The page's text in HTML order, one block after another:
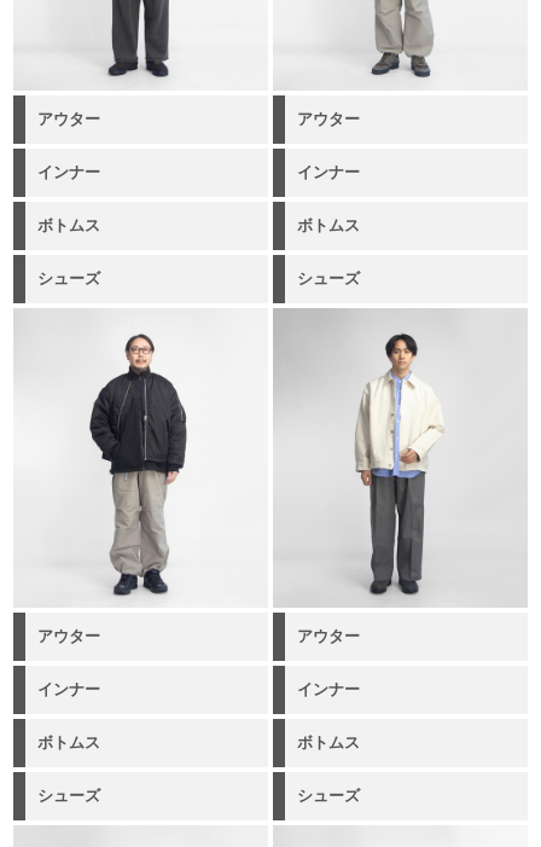
アウター アウター
インナー インナー
ボトムス ボトムス
シューズ シューズ
アウター アウター
インナー インナー
ボトムス ボトムス
シューズ シューズ